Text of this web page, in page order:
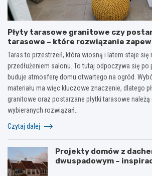
Płyty tarasowe granitowe czy
tarasowe – które rozwiązanie
na lata?
Taras to przestrzeń, która wiosną i latem staje się
przedłużeniem salonu. To tutaj odpoczywa się po
buduje atmosferę domu otwartego na ogród.
materiału ma więc kluczowe znaczenie, dlatego
granitowe oraz postarzane płytki tarasowe
wybieranych rozwiązań…
Czytaj dalej
Projekty domów z
dwuspadowym –